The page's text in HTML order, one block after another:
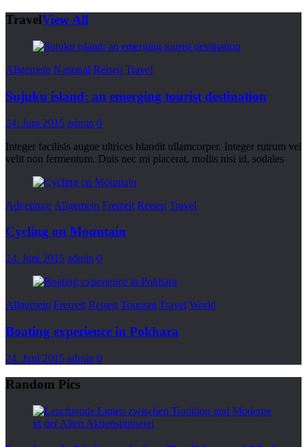
TravelView All
Allgemein National Reisen Travel
Sujuku island: an emerging tourist destination
24. Juni 2015 admin 0
Integer facilisis augue ultrices blandit ullamcorper. Integer rutrum vel
velit non fermentum. Duis nec mi placerat, mollis nisi id, sodales
Adventure Allgemein Freizeit Reisen Travel
Cycling on Mountain
24. Juni 2015 admin 0
Allgemein Freizeit Reisen Tourism Travel World
Boating experience in Pokhara
24. Juni 2015 admin 0
Random Pics